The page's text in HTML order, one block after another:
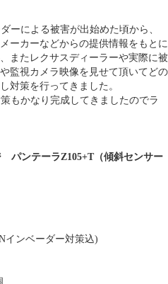
ーによる被害が出始めた頃から、
ーカーなどからの提供情報をもとに
またレクサスディーラーや実際に被
監視カメラ映像を見せて頂いてどの
対策を行ってきました。
もかなり完成してきましたのでラ
パンテーラZ105+T（傾斜センサー
インベーダー対策込)